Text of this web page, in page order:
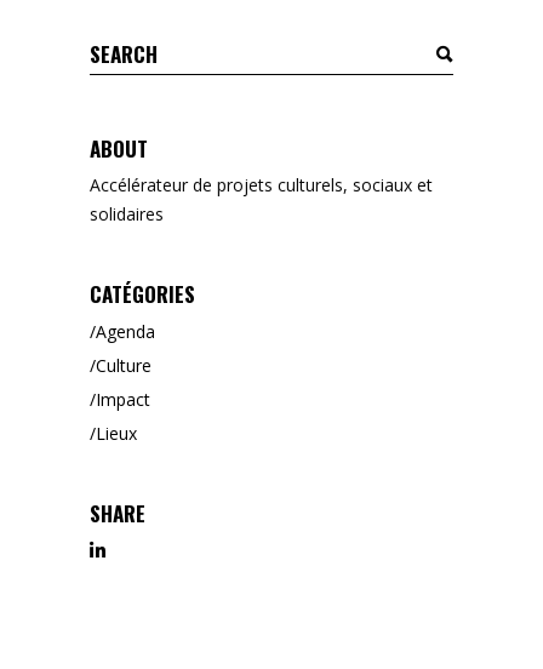
Search
for:
ABOUT
Accélérateur de projets culturels, sociaux et
solidaires
CATÉGORIES
Agenda
Culture
Impact
Lieux
SHARE